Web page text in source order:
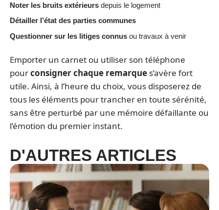
Noter les bruits extérieurs depuis le logement
Détailler l’état des parties communes
Questionner sur les litiges connus ou travaux à venir
Emporter un carnet ou utiliser son téléphone
pourconsigner chaque remarque s’avère fort
utile. Ainsi, à l’heure du choix, vous disposerez de
tous les éléments pour trancher en toute sérénité,
sans être perturbé par une mémoire défaillante ou
l’émotion du premier instant.
D'AUTRES ARTICLES